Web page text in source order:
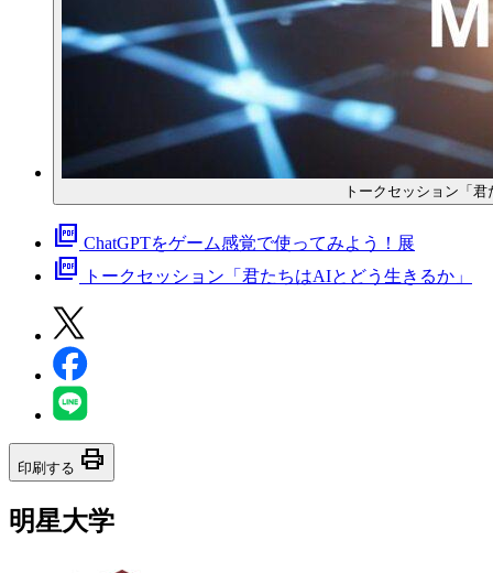
トークセッション「
picture_as_pdf ChatGPTをゲーム感覚で使ってみよう！展
picture_as_pdf トークセッション「君たちはAIとどう生きるか」
印刷する print
明星大学